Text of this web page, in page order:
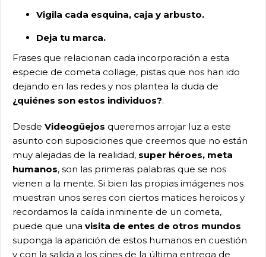
Vigila cada esquina, caja y arbusto.
Deja tu marca.
Frases que relacionan cada incorporación a esta
especie de cometa collage, pistas que nos han ido
dejando en las redes y nos plantea la duda de
¿quiénes son estos individuos?.
Desde Videogüejos queremos arrojar luz a este
asunto con suposiciones que creemos que no están
muy alejadas de la realidad, super héroes, meta
humanos, son las primeras palabras que se nos
vienen a la mente. Si bien las propias imágenes nos
muestran unos seres con ciertos matices heroicos y
recordamos la caída inminente de un cometa,
puede que una visita de entes de otros mundos
suponga la aparición de estos humanos en cuestión
y con la salida a los cines de la última entrega de